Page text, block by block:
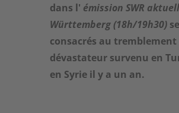
dans l' émission SWR
Württemberg (18h/19h30)
consacrés au
dévastateur survenu en
en Syrie il y a un an.